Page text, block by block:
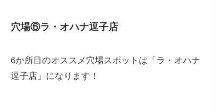
穴場⑥ラ・オハナ逗子店
6か所目のオススメ穴場スポットは「ラ・オハナ
逗子店」になります！